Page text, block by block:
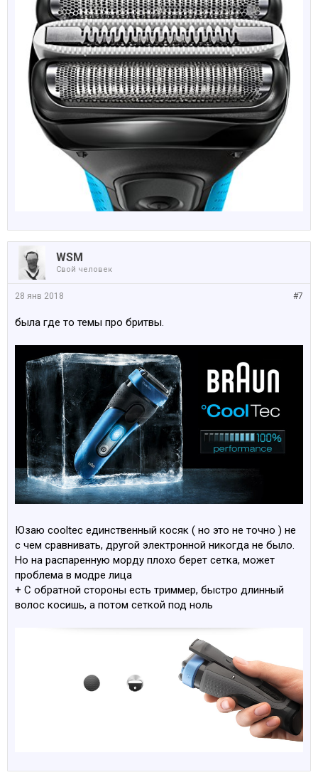
WSM
Свой человек
#7
28 янв 2018
была где то темы про бритвы.
Юзаю cooltec единственный косяк ( но это не точно ) не
с чем сравнивать, другой электронной никогда не было.
Но на распаренную морду плохо берет сетка, может
проблема в модре лица
+ С обратной стороны есть триммер, быстро длинный
волос косишь, а потом сеткой под ноль